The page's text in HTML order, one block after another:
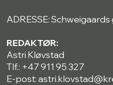
ADRESSE:
REDAKTØR:
Astri Kløvstad
Tlf.: +47 911 95 327
E-post: